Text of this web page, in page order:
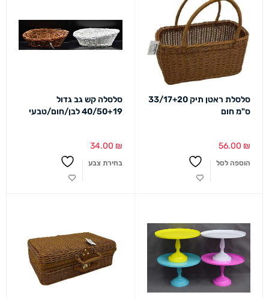
סלסלת ראטן תיק 33/17+20
ס"מ חום
56.00 ₪
הוספה לסל
סלסלה קש גב גדול
40/50+19 לבן/חום/טבעי
34.00 ₪
בחירת צבע